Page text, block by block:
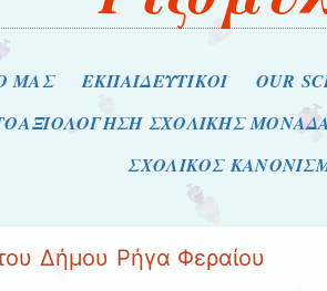
ΜΑΣ ΕΚΠΑΙΔΕΥΤΙΚΟΙ OUR
ΣΧΟΛΙΚΗΣ
ΣΧΟΛΙΚΟΣ
Δήμου Ρήγα Φεραίου